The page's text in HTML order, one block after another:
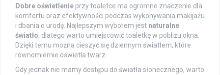
Dobre oświetlenie przy toaletce ma ogromne znaczenie dla
komfortu oraz efektywności podczas wykonywania makijażu
i dbania o urodę. Najlepszym wyborem jest naturalne
światło, dlatego warto umiejscowić toaletkę w pobliżu okna.
Dzięki temu można cieszyć się dziennym światłem, które
równomiernie oświetla twarz.
Gdy jednak nie mamy dostępu do światła słonecznego, warto